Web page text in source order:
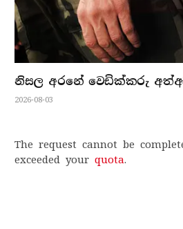
නිසල අරනේ වෙඩික්කරු
2026-08-03
The request cannot be
exceeded your quota.